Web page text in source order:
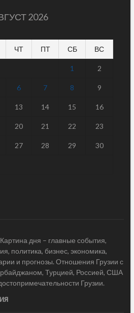
2026
ЧТ ПТ СБ ВС
1 2
6 7 8 9
13 14 15 16
20 21 22 23
27 28 29 30
дня – главные события,
политика, бизнес, экономика,
и прогнозы. Отношения Грузии с
Турцией, Россией, США
Грузии.